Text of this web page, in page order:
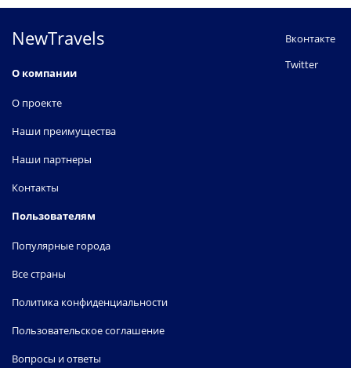
NewTravels
О компании
О проекте
Наши преимущества
Наши партнеры
Контакты
Пользователям
Популярные города
Все страны
Политика конфиденциальности
Пользовательское соглашение
Вопросы и ответы
Вконтакте
Twitter